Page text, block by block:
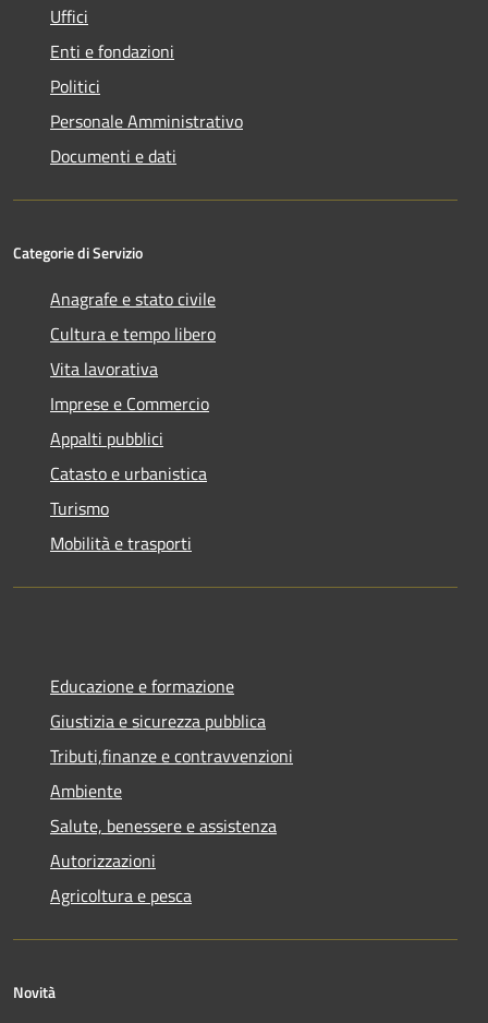
Uffici
Enti e fondazioni
Politici
Personale Amministrativo
Documenti e dati
Categorie di Servizio
Anagrafe e stato civile
Cultura e tempo libero
Vita lavorativa
Imprese e Commercio
Appalti pubblici
Catasto e urbanistica
Turismo
Mobilità e trasporti
Educazione e formazione
Giustizia e sicurezza pubblica
Tributi,finanze e contravvenzioni
Ambiente
Salute, benessere e assistenza
Autorizzazioni
Agricoltura e pesca
Novità